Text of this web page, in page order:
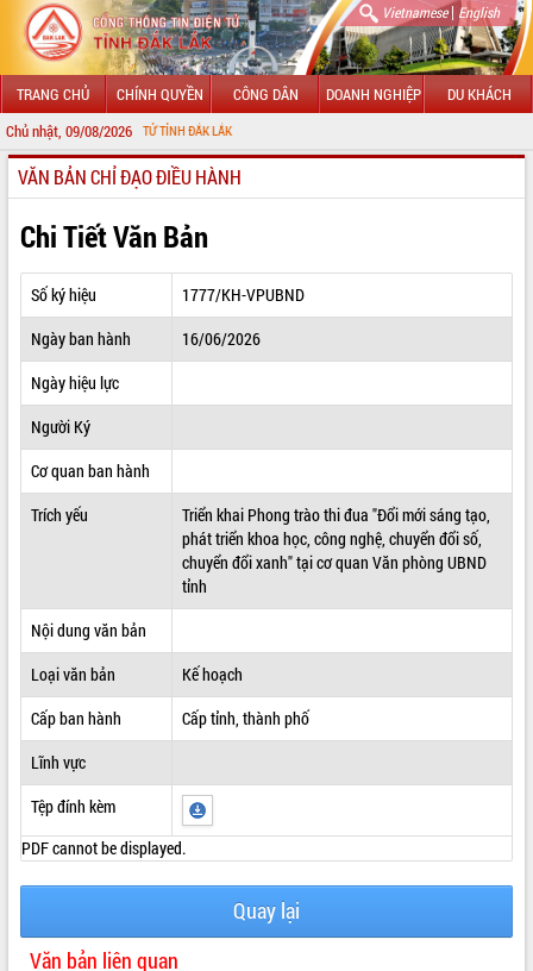
Vietnamese| English
TRANG CHỦ CHÍNH QUYỀN CÔNG DÂN DOANH NGHIỆP DU KHÁCH
Chủ nhật, 09/08/2026
TIN ĐIỆN TỬ TỈNH ĐẮK LẮK
GIỚI THIỆU
LÃNH ĐẠO UBND TỈNH
TIN TỨC SỰ KIỆN
SỞ, BAN, NGÀNH
THÔNG TIN CHỈ ĐẠO ĐIỀU HÀNH
HỆ THỐNG VĂN BẢN
VĂN BẢN HĐND TỈNH
QUY HOẠCH - KẾ HOẠCH
VĂN BẢN CHỈ ĐẠO ĐIỀU HÀNH
Chi Tiết Văn Bản
Số ký hiệu
1777/KH-VPUBND
Ngày ban hành
16/06/2026
Ngày hiệu lực
Người Ký
Cơ quan ban hành
Trích yếu
Triển khai Phong trào thi đua "Đổi mới sáng tạo,
phát triển khoa học, công nghệ, chuyển đổi số,
chuyển đổi xanh" tại cơ quan Văn phòng UBND
tỉnh
Nội dung văn bản
Loại văn bản
Kế hoạch
Cấp ban hành
Cấp tỉnh, thành phố
Lĩnh vực
Tệp đính kèm
PDF cannot be displayed.
Quay lại
Văn bản liên quan